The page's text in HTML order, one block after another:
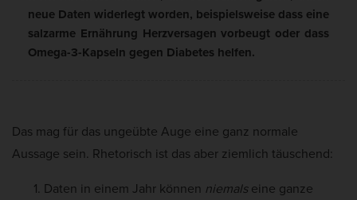
neue Daten widerlegt worden, beispielsweise dass eine
salzarme Ernährung Herzversagen vorbeugt oder dass
Omega-3-Kapseln gegen Diabetes helfen.
Das mag für das ungeübte Auge eine ganz normale
Aussage sein. Rhetorisch ist das aber ziemlich täuschend:
Daten in einem Jahr können niemalseine ganze